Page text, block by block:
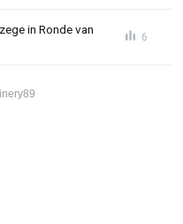
in Ronde van
6